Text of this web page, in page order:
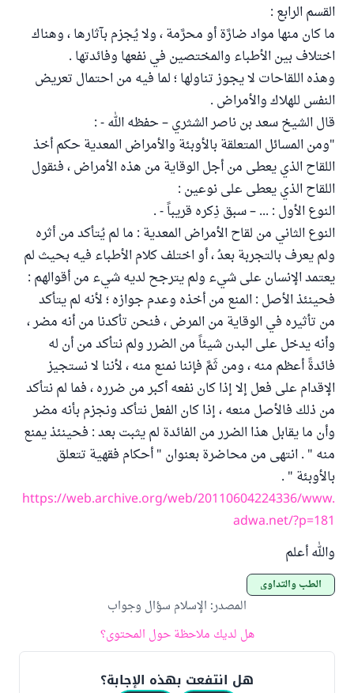
القسم الرابع :
ما كان منها مواد ضارَّة أو محرَّمة ، ولا يُجزم بآثارها ، وهناك
اختلاف بين الأطباء والمختصين في نفعها وفائدتها .
وهذه اللقاحات لا يجوز تناولها ؛ لما فيه من احتمال تعريض
النفس للهلاك والأمراض .
قال الشيخ سعد بن ناصر الشثري – حفظه الله - :
"ومن المسائل المتعلقة بالأوبئة والأمراض المعدية حكم أخذ
اللقاح الذي يعطى من أجل الوقاية من هذه الأمراض ، فنقول
اللقاح الذي يعطى على نوعين :
النوع الأول : ... – سبق ذِكره قريباً - .
النوع الثاني من لقاح الأمراض المعدية : ما لم يُتأكد من أثره
ولم يعرف بالتجربة بعدُ ، أو اختلف كلام الأطباء فيه بحيث لم
يعتمد الإنسان على شيء ولم يترجح لديه شيء من أقوالهم :
فحينئذ الأصل : المنع من أخذه وعدم جوازه ؛ لأنه لم يتأكد
من تأثيره في الوقاية من المرض ، فنحن تأكدنا من أنه مضر ،
وأنه يدخل على البدن شيئاً من الضرر ولم نتأكد من أن له
فائدةً أعظم منه ، ومن ثَمَّ فإننا نمنع منه ، لأننا لا نستجيز
الإقدام على فعل إلا إذا كان نفعه أكبر من ضرره ، فما لم نتأكد
من ذلك فالأصل منعه ، إذا كان الفعل نتأكد ونجزم بأنه مضر
وأن ما يقابل هذا الضرر من الفائدة لم يثبت بعد : فحينئذ يمنع
منه " . انتهى من محاضرة بعنوان " أحكام فقهية تتعلق
بالأوبئة " .
https://web.archive.org/web/20110604224336/www.al-
adwa.net/?p=181
والله أعلم
الطب والتداوي
المصدر: الإسلام سؤال وجواب
هل لديك ملاحظة حول المحتوى؟
هل انتفعت بهذه الإجابة؟